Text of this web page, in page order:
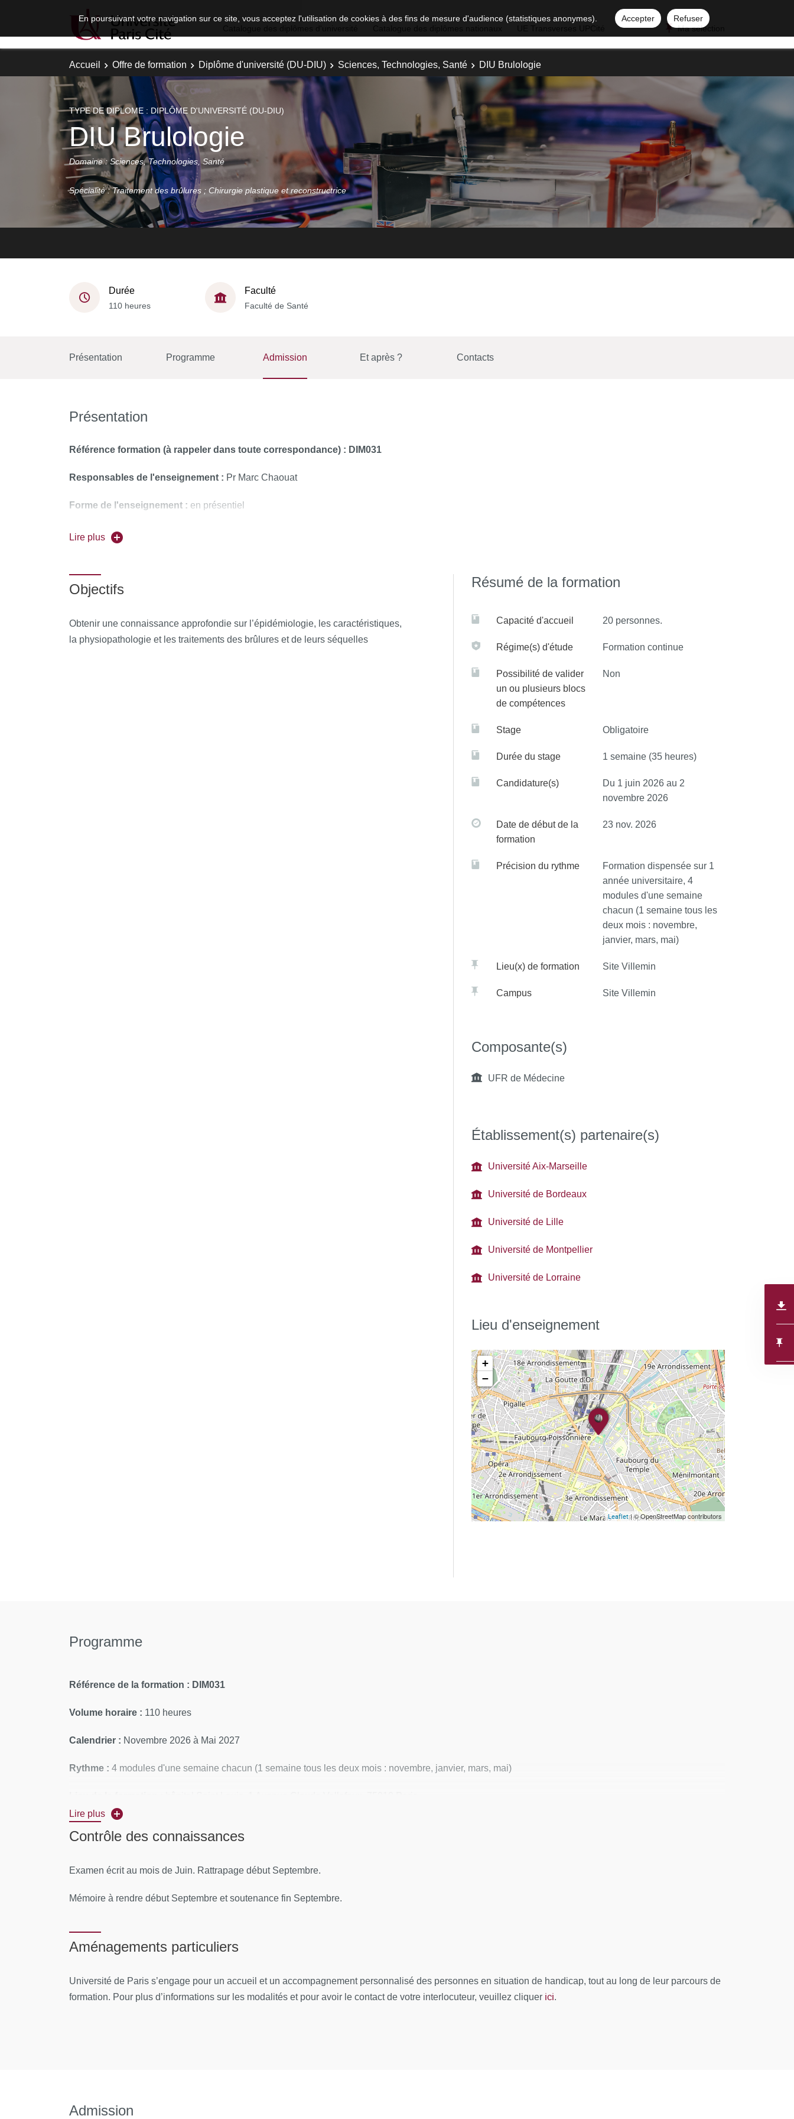
En poursuivant votre navigation sur ce site, vous acceptez l'utilisation de cookies à des fins de mesure d'audience (statistiques anonymes). Accepter
Refuser
Ma sélection
Accueil Offre de formation Diplôme d'université (DU-DIU) Sciences, Technologies, Santé DIU Brulologie
TYPE DE DIPLOME : DIPLÔME D'UNIVERSITÉ (DU-DIU)
DIU Brulologie
Domaine : Sciences, Technologies, Santé
Spécialité : Traitement des brûlures ; Chirurgie plastique et reconstructrice
Durée
110 heures
Faculté
Faculté de Santé
Présentation Programme Admission Et après ? Contacts
Présentation
Référence formation (à rappeler dans toute correspondance) : DIM031
Responsables de l'enseignement : Pr Marc Chaouat
Forme de l'enseignement : en présentiel
Universités partenaires :
Lire plus
Objectifs
Obtenir une connaissance approfondie sur l’épidémiologie, les caractéristiques,
la physiopathologie et les traitements des brûlures et de leurs séquelles
Résumé de la formation
Capacité d'accueil 20 personnes.
Régime(s) d'étude Formation continue
Possibilité de valider
un ou plusieurs blocs
de compétences
Non
Stage Obligatoire
Durée du stage 1 semaine (35 heures)
Candidature(s)
Du 1 juin 2026 au 2
novembre 2026
Date de début de la
formation
23 nov. 2026
Précision du rythme
Formation dispensée sur 1
année universitaire, 4
modules d'une semaine
chacun (1 semaine tous les
deux mois : novembre,
janvier, mars, mai)
Lieu(x) de formation Site Villemin
Campus Site Villemin
Composante(s)
UFR de Médecine
Établissement(s) partenaire(s)
Université Aix-Marseille
Université de Bordeaux
Université de Lille
Université de Montpellier
Université de Lorraine
Lieu d'enseignement
+
−
Leaflet| © OpenStreetMap contributors
Programme
Référence de la formation : DIM031
Volume horaire : 110 heures
Calendrier : Novembre 2026 à Mai 2027
Rythme : 4 modules d'une semaine chacun (1 semaine tous les deux mois : novembre, janvier, mars, mai)
ou Site Villemen, 10 Avenue de Verdun, 75010 Paris
CONTENUS PÉDAGOGIQUES
histologie de la peau normale
pathologiques cliniques et évolutives. Cas concrets
prise en charge pré-hospitalière d'un brûlé grave
épidémiologie et prévention chez l'adulte
réanimation initiale d’un brûlé grave
Lire plus
Contrôle des connaissances
Examen écrit au mois de Juin. Rattrapage début Septembre.
Mémoire à rendre début Septembre et soutenance fin Septembre.
Aménagements particuliers
Université de Paris s’engage pour un accueil et un accompagnement personnalisé des personnes en situation de handicap, tout au long de leur parcours de
formation. Pour plus d’informations sur les modalités et pour avoir le contact de votre interlocuteur, veuillez cliquer ici.
Admission